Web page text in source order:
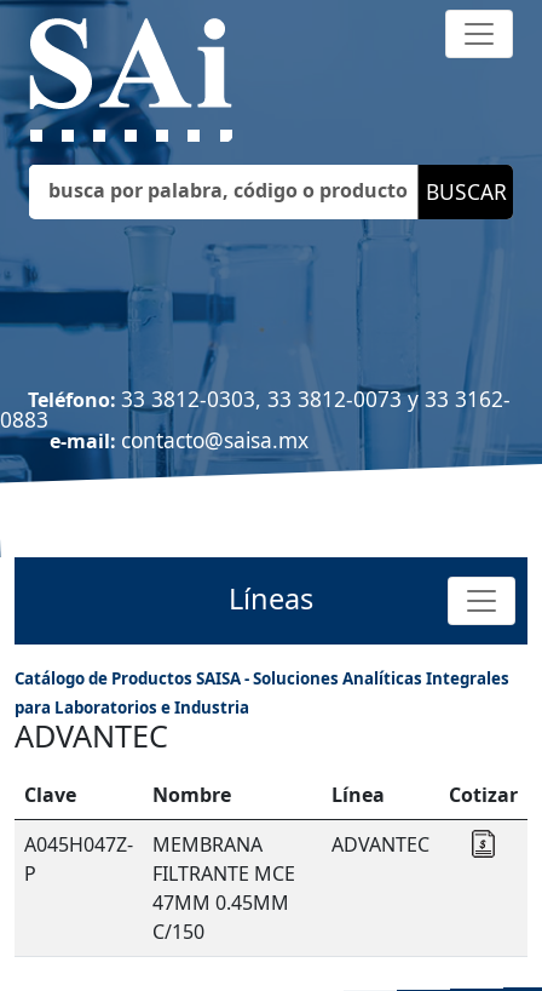
Teléfono: 33 3812-0303, 33 3812-0073 y 33 3162-
0883
e-mail: contacto@saisa.mx
Líneas
Catálogo de Productos SAISA - Soluciones Analíticas Integrales
para Laboratorios e Industria
ADVANTEC
Clave Nombre Línea
Cotizar
A045H047Z-
P
MEMBRANA
FILTRANTE MCE
47MM 0.45MM
C/150
ADVANTEC